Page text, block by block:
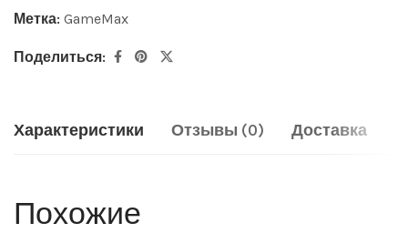
Метка: GameMax
Поделиться:
Характеристики Отзывы (0) Доставка
Похожие